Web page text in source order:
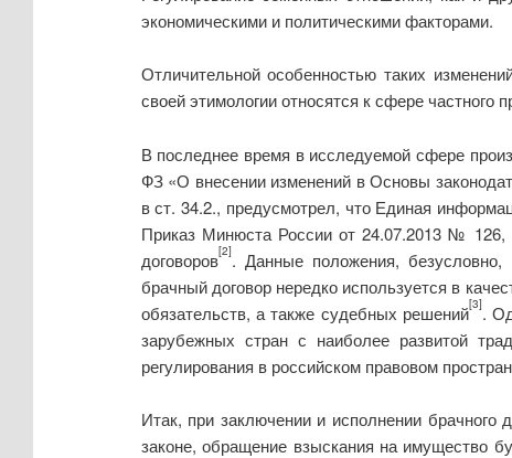
экономическими и политическими факторами.
Отличительной особенностью таких
своей этимологии относятся к сфере частного
В последнее время в исследуемой сфере
ФЗ «О внесении изменений в Основы
в ст. 34.2., предусмотрел, что Единая
Приказ Минюста России от 24.07.2013 № 126,
договоров[2]. Данные положения, безусловно,
брачный договор нередко используется в
обязательств, а также судебных решений[3].
зарубежных стран с наиболее развитой
регулирования в российском правовом
Итак, при заключении и исполнении брачного
законе, обращение взыскания на имущество